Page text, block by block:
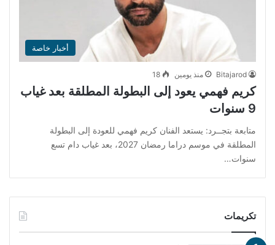
أخبار خاصة
Bitajarod منذ يومين 18
كريم فهمي يعود إلى البطولة المطلقة بعد غياب
9 سنوات
متابعة بتجــرد: يستعد الفنان كريم فهمي للعودة إلى البطولة
المطلقة في موسم دراما رمضان 2027، بعد غياب دام تسع
سنوات…
تكريمات